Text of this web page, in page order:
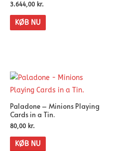
3.644,00 kr.
KØB NU
Paladone – Minions Playing
Cards in a Tin.
80,00 kr.
KØB NU